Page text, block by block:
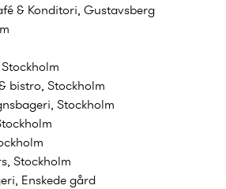
& Konditori, Gustavsberg
bistro, Stockholm
Stockholm
Stockholm
Enskede gård